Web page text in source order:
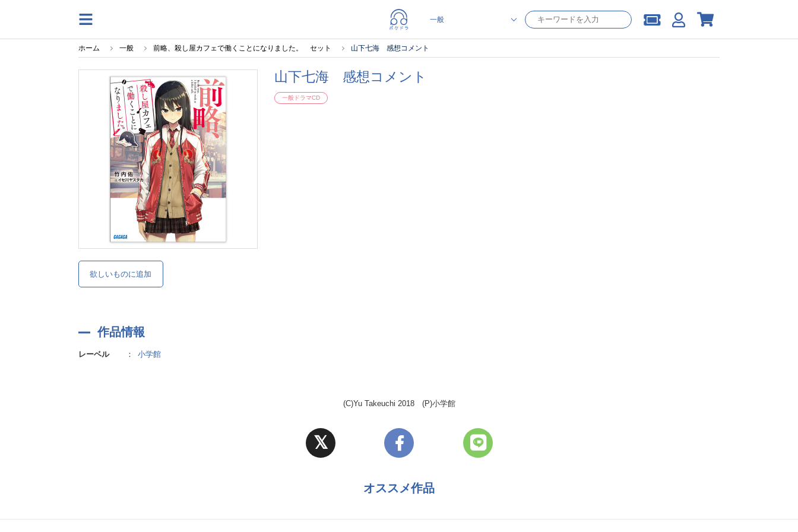
ホーム 一般 前略、殺し屋カフェで働くことになりました。 セット 山下七海 感想コメント
欲しいものに追加
山下七海 感想コメント
一般ドラマCD
作品情報
レーベル ： 小学館
(C)Yu Takeuchi 2018 (P)小学館
オススメ作品